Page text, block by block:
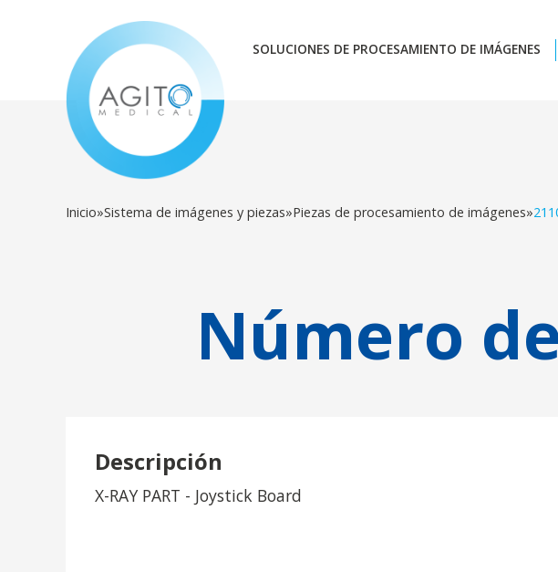
SOLUCIONES DE PROCESAMIENTO DE IMÁGENES
Inicio»Sistema de imágenes y piezas»Piezas de procesamiento de imágenes»
Número
Descripción
X-RAY PART - Joystick Board